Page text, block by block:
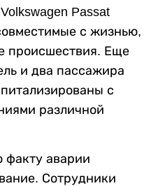
Passat
с жизнью,
происшествия. Еще
и два пассажира
с
различной
факту аварии
Сотрудники